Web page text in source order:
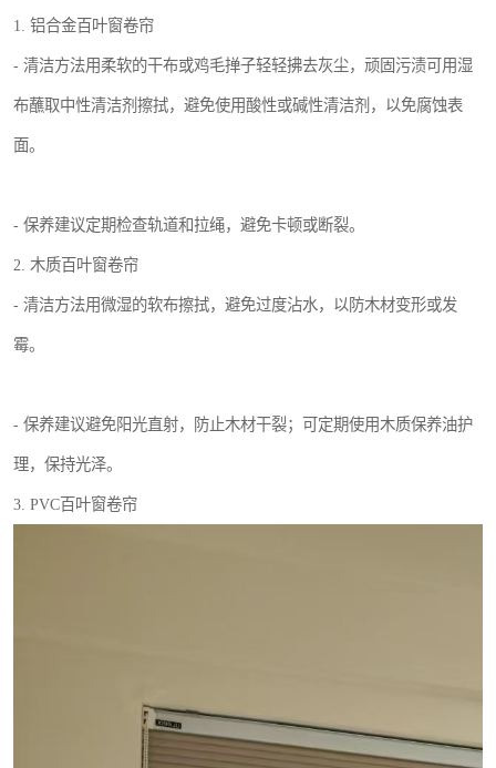
1. 铝合金百叶窗卷帘
- 清洁方法用柔软的干布或鸡毛掸子轻轻拂去灰尘，顽固污渍可用湿
布蘸取中性清洁剂擦拭，避免使用酸性或碱性清洁剂，以免腐蚀表
面。
- 保养建议定期检查轨道和拉绳，避免卡顿或断裂。
2. 木质百叶窗卷帘
- 清洁方法用微湿的软布擦拭，避免过度沾水，以防木材变形或发
霉。
- 保养建议避免阳光直射，防止木材干裂；可定期使用木质保养油护
理，保持光泽。
3. PVC百叶窗卷帘